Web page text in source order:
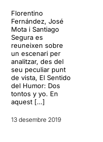
Florentino
Fernández, José
Mota i Santiago
Segura es
reuneixen sobre
un escenari per
analitzar, des del
seu peculiar punt
de vista, El Sentido
del Humor: Dos
tontos y yo. En
aquest […]
13 desembre 2019